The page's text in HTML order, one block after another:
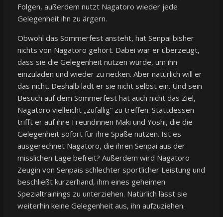
Folgen, außerdem nutzt Nagatoro wieder jede
Gelegenheit ihn zu ärgern.
Obwohl das Sommerfest ansteht, hat Senpai bisher
nichts von Nagatoro gehört. Dabei war er überzeugt,
dass sie die Gelegenheit nutzen würde, um ihn
einzuladen und wieder zu necken. Aber natürlich will er
das nicht. Deshalb lädt er sie nicht selbst ein. Und sein
Besuch auf dem Sommerfest hat auch nicht das Ziel,
Nagatoro vielleicht „zufällig“ zu treffen. Stattdessen
trifft er auf ihre Freundinnen Maki und Yoshi, die die
Gelegenheit sofort für ihre Späße nutzen. Ist es
ausgerechnet Nagatoro, die ihren Senpai aus der
misslichen Lage befreit? Außerdem wird Nagatoro
Zeugin von Senpais schlechter sportlicher Leistung und
beschließt kurzerhand, ihm eines geheimen
Spezialtrainings zu unterziehen. Natürlich lässt sie
weiterhin keine Gelegenheit aus, ihn aufzuziehen.